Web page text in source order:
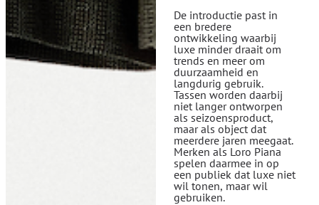
De introductie past in
een bredere
ontwikkeling waarbij
luxe minder draait om
trends en meer om
duurzaamheid en
langdurig gebruik.
Tassen worden daarbij
niet langer ontworpen
als seizoensproduct,
maar als object dat
meerdere jaren meegaat.
Merken als Loro Piana
spelen daarmee in op
een publiek dat luxe niet
wil tonen, maar wil
gebruiken.